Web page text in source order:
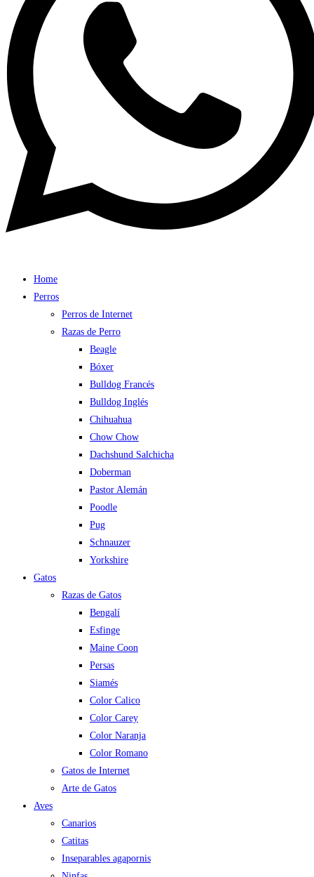
Home
Perros
Perros de Internet
Razas de Perro
Beagle
Bóxer
Bulldog Francés
Bulldog Inglés
Chihuahua
Chow Chow
Dachshund Salchicha
Doberman
Pastor Alemán
Poodle
Pug
Schnauzer
Yorkshire
Gatos
Razas de Gatos
Bengalí
Esfinge
Maine Coon
Persas
Siamés
Color Calico
Color Carey
Color Naranja
Color Romano
Gatos de Internet
Arte de Gatos
Aves
Canarios
Catitas
Inseparables agapornis